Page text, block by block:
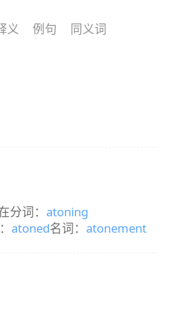
义 例句 同义词
分词： atoning
atoned名词： atonement